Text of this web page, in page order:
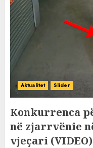
Aktualitet Slider
Konkurrenca
në zjarrvënie
vjeçari (VIDEO)